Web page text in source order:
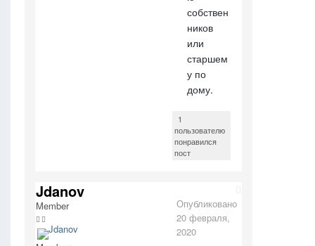
собствен
ников
или
старшем
у по
дому.
1
пользователю
понравился
пост
Jdanov
Member
Опубликовано
20 февраля,
2020